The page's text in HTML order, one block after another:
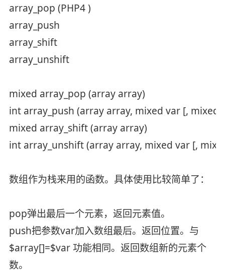
array_pop (PHP4 )
array_push
array_shift
array_unshift
mixed array_pop (array array)
int array_push (array array, mixed var [, mixed
mixed array_shift (array array)
int array_unshift (array array, mixed var [,
数组作为栈来用的函数。具体使用比较简单了：
pop弹出最后一个元素，返回元素值。
push把参数var加入数组最后。返回位置。与
$array[]=$var 功能相同。返回数组新的元素个
数。